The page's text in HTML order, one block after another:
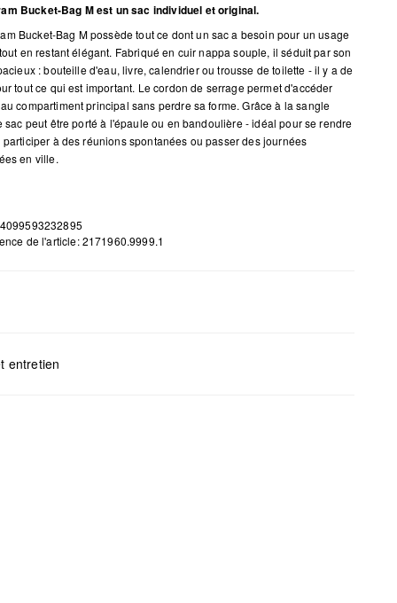
Bucket-Bag M est un sac individuel et original.
Bucket-Bag M possède tout ce dont un sac a besoin pour un usage
en restant élégant. Fabriqué en cuir nappa souple, il séduit par son
: bouteille d'eau, livre, calendrier ou trousse de toilette - il y a de
tout ce qui est important. Le cordon de serrage permet d'accéder
compartiment principal sans perdre sa forme. Grâce à la sangle
sac peut être porté à l'épaule ou en bandoulière - idéal pour se rendre
à des réunions spontanées ou passer des journées
en ville.
de l'article: 2171960.9999.1
entretien